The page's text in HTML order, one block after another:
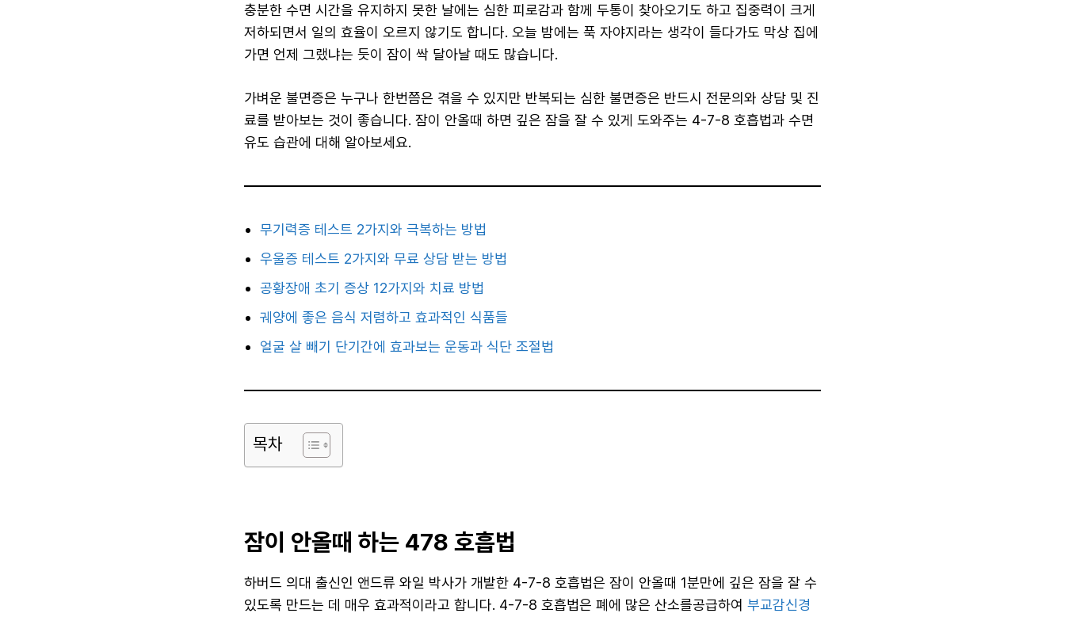
충분한 수면 시간을 유지하지 못한 날에는 심한 피로감과 함께 두통이 찾아오기도 하고 집중력이 크게
저하되면서 일의 효율이 오르지 않기도 합니다. 오늘 밤에는 푹 자야지라는 생각이 들다가도 막상 집에
가면 언제 그랬냐는 듯이 잠이 싹 달아날 때도 많습니다.
가벼운 불면증은 누구나 한번쯤은 겪을 수 있지만 반복되는 심한 불면증은 반드시 전문의와 상담 및 진
료를 받아보는 것이 좋습니다. 잠이 안올때 하면 깊은 잠을 잘 수 있게 도와주는 4-7-8 호흡법과 수면
유도 습관에 대해 알아보세요.
무기력증 테스트 2가지와 극복하는 방법
우울증 테스트 2가지와 무료 상담 받는 방법
공황장애 초기 증상 12가지와 치료 방법
궤양에 좋은 음식 저렴하고 효과적인 식품들
얼굴 살 빼기 단기간에 효과보는 운동과 식단 조절법
목차
잠이 안올때 하는 478 호흡법
하버드 의대 출신인 앤드류 와일 박사가 개발한 4-7-8 호흡법은 잠이 안올때 1분만에 깊은 잠을 잘 수
있도록 만드는 데 매우 효과적이라고 합니다. 4-7-8 호흡법은 폐에 많은 산소를공급하여 부교감신경